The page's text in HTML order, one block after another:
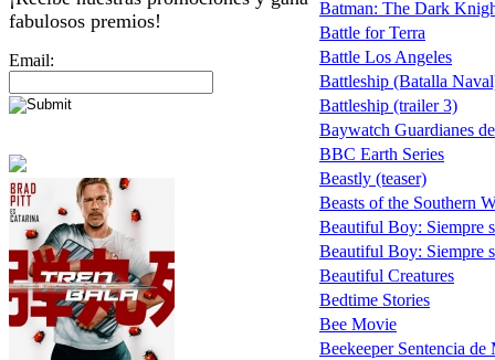
fabulosos premios!
Email:
Batman: The Dark
Battle for Terra
Battle Los Angeles
Battleship (Batalla
Battleship (trailer 3)
Baywatch Guardianes
BBC Earth Series
Beastly (teaser)
Beasts of the Southern
Beautiful Boy: Siempre
Beautiful Boy: Siempre
Beautiful Creatures
Bedtime Stories
Bee Movie
Beekeeper Sentencia de